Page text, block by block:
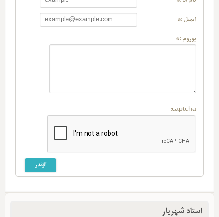
ایمیل :*
یوروم :*
captcha:
استاد شهریار